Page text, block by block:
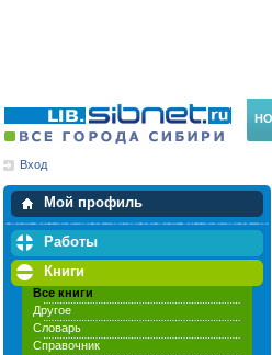
Вход
Мой профиль
Мои закладки
Работы
Книги
Все книги
Другое
Словарь
Справочник